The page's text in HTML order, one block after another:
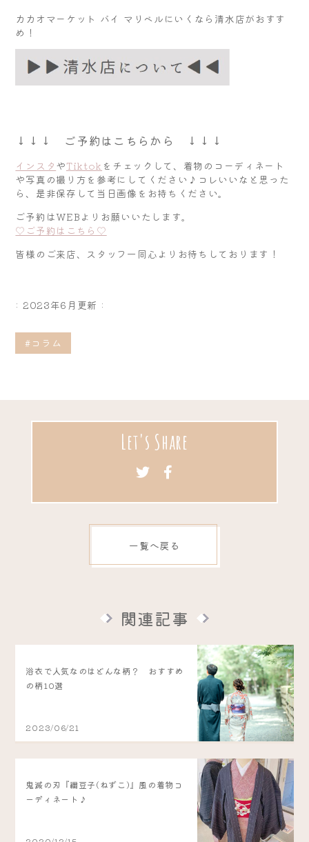
カカオマーケット バイ マリベルにいくなら清水店がおすす
め！
↓↓↓ ご予約はこちらから ↓↓↓
インスタ やTiktok をチェックして、着物のコーディネート
や写真の撮り方を参考にしてください♪コレいいなと思った
ら、是非保存して当日画像をお持ちください。
ご予約はWEBよりお願いいたします。
♡ご予約はこちら♡
皆様のご来店、スタッフ一同心よりお待ちしております！
: 2023年6月更新 :
#コラム
Let's Share
一覧へ戻る
関連記事
浴衣で人気なのはどんな柄？ おすすめ
の柄10選
2023/06/21
鬼滅の刃『禰豆子(ねずこ)』風の着物コ
ーディネート♪